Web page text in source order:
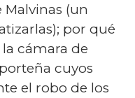
(un
por qué
cámara de
cuyos
el robo de los